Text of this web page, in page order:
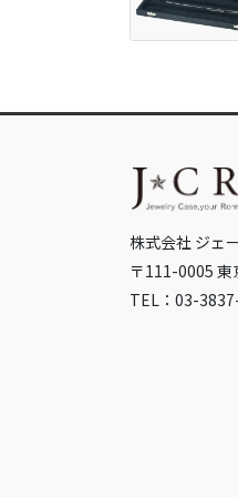
株式会社 ジェ
〒111-0005
TEL：03-